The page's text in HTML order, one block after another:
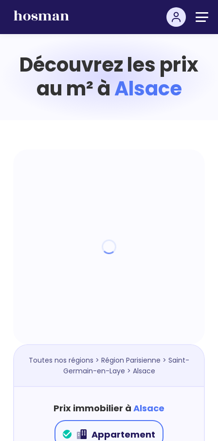
Découvrez les prix
au m² àAlsace
Toutes nos régions > Région Parisienne > Saint-
Germain-en-Laye > Alsace
Prix immobilier à Alsace
Appartement